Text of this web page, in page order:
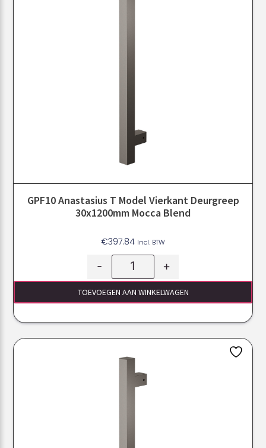
GPF10 Anastasius T Model Vierkant Deurgreep
30x1200mm Mocca Blend
€397.84 Incl. BTW
- +
TOEVOEGEN AAN WINKELWAGEN